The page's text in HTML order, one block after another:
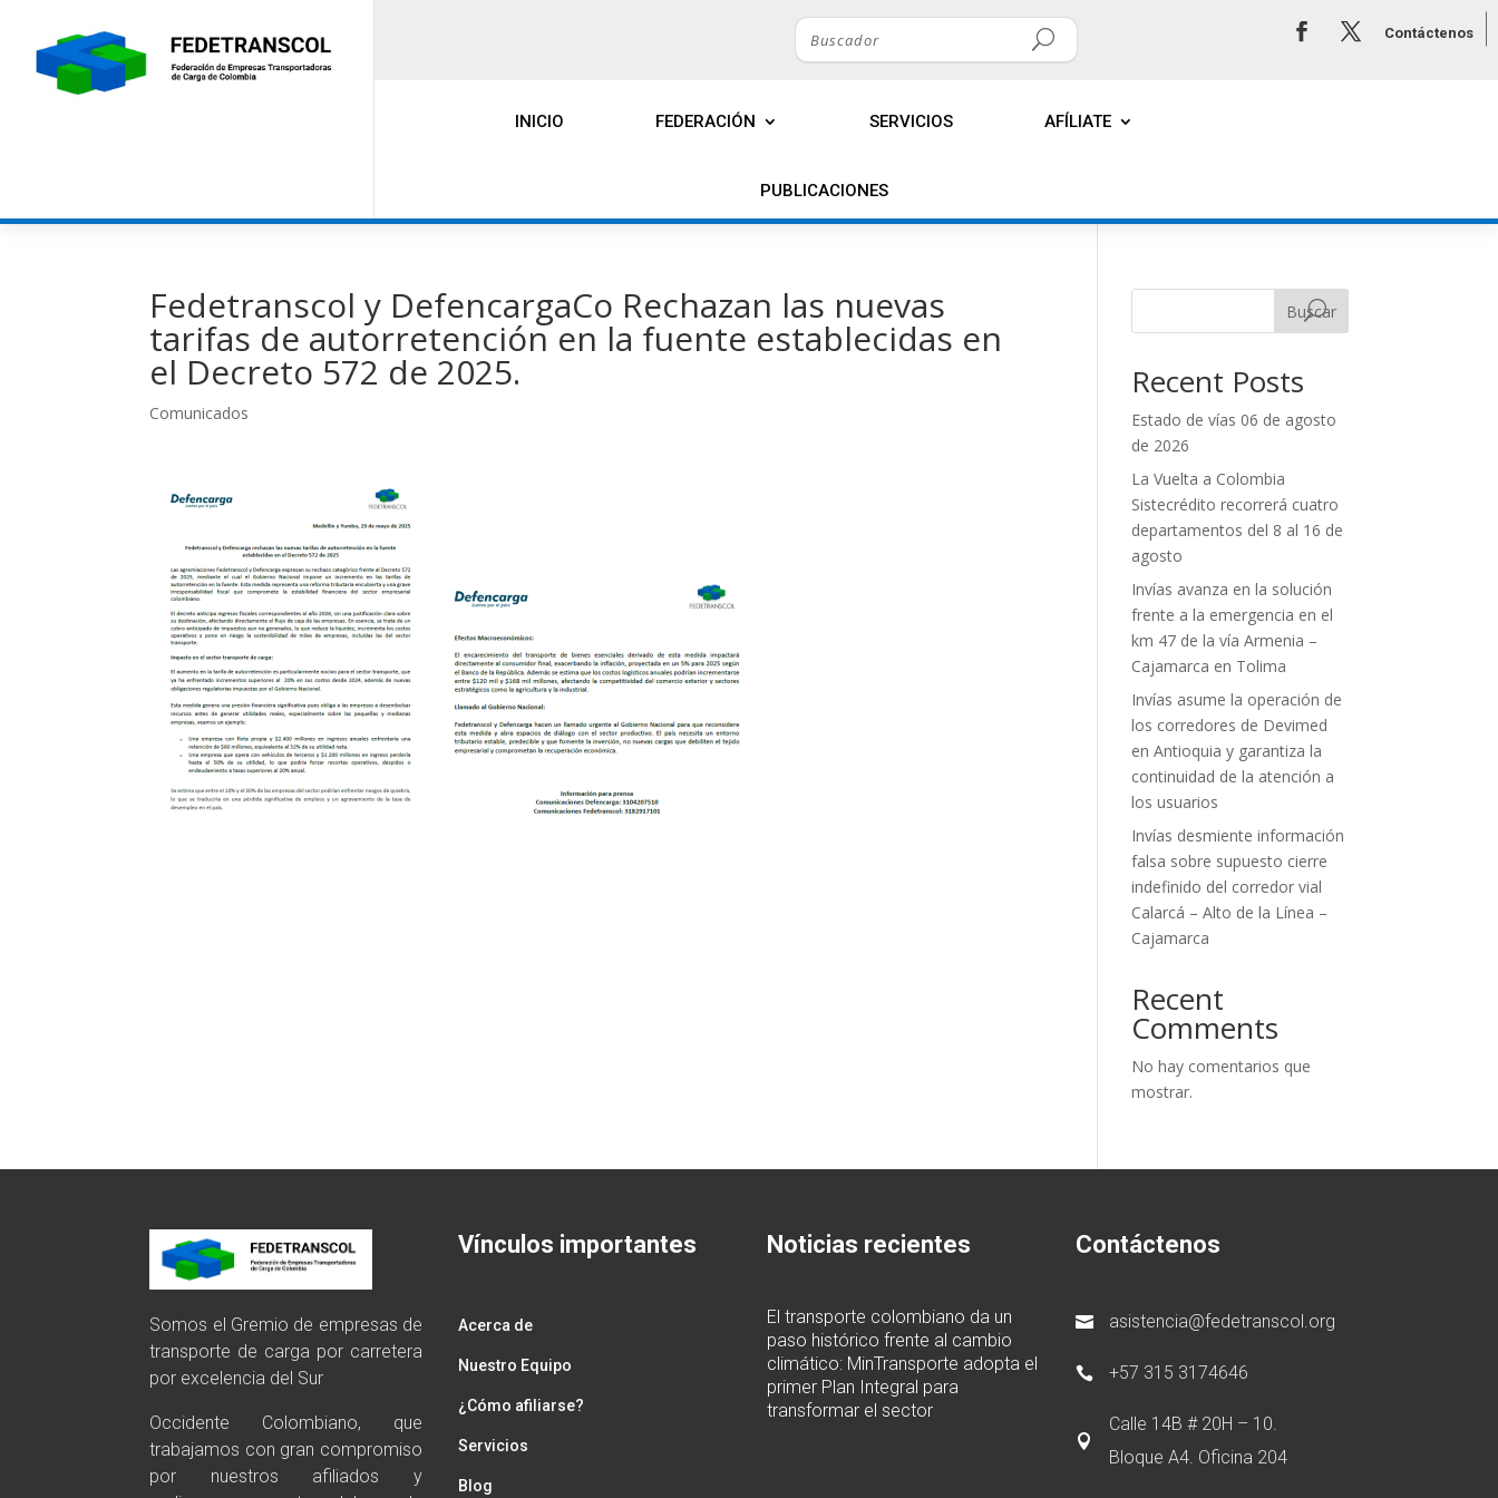
Contáctenos
INICIO FEDERACIÓN SERVICIOS AFÍLIATE
PUBLICACIONES
Fedetranscol y DefencargaCo Rechazan las nuevas
tarifas de autorretención en la fuente establecidas en
el Decreto 572 de 2025.
Comunicados
Buscar
Recent Posts
Estado de vías 06 de agosto
de 2026
La Vuelta a Colombia
Sistecrédito recorrerá cuatro
departamentos del 8 al 16 de
agosto
Invías avanza en la solución
frente a la emergencia en el
km 47 de la vía Armenia –
Cajamarca en Tolima
Invías asume la operación de
los corredores de Devimed
en Antioquia y garantiza la
continuidad de la atención a
los usuarios
Invías desmiente información
falsa sobre supuesto cierre
indefinido del corredor vial
Calarcá – Alto de la Línea –
Cajamarca
Recent
Comments
No hay comentarios que
mostrar.
Somos el Gremio de empresas de
transporte de carga por carretera
por excelencia del Sur
Occidente Colombiano, que
trabajamos con gran compromiso
por nuestros afiliados y
Vínculos importantes
Acerca de
Nuestro Equipo
¿Cómo afiliarse?
Servicios
Blog
Noticias recientes
El transporte colombiano da un
paso histórico frente al cambio
climático: MinTransporte adopta el
primer Plan Integral para
transformar el sector
Contáctenos
 asistencia@fedetranscol.org
 +57 315 3174646

Calle 14B # 20H – 10.
Bloque A4. Oficina 204